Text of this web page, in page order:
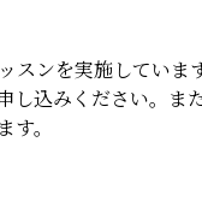
スンを実施していま
し込みください。ま
。